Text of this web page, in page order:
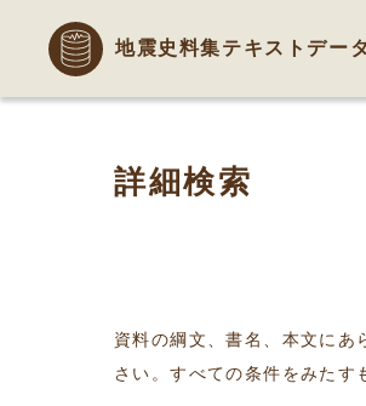
地震史料集テキストデー
詳細検索
資料の綱文、書名、本文に
さい。すべての条件をみたす